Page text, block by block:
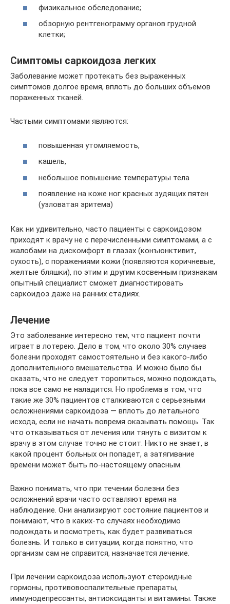
физикальное обследование;
обзорную рентгенограмму органов грудной
клетки;
Симптомы саркоидоза легких
Заболевание может протекать без выраженных
симптомов долгое время, вплоть до больших объемов
пораженных тканей.
Частыми симптомами являются:
повышенная утомляемость,
кашель,
небольшое повышение температуры тела
появление на коже ног красных зудящих пятен
(узловатая эритема)
Как ни удивительно, часто пациенты с саркоидозом
приходят к врачу не с перечисленными симптомами, а с
жалобами на дискомфорт в глазах (конъюнктивит,
сухость), с поражениями кожи (появляются коричневые,
желтые бляшки), по этим и другим косвенным признакам
опытный специалист сможет диагностировать
саркоидоз даже на ранних стадиях.
Лечение
Это заболевание интересно тем, что пациент почти
играет в лотерею. Дело в том, что около 30% случаев
болезни проходят самостоятельно и без какого-либо
дополнительного вмешательства. И можно было бы
сказать, что не следует торопиться, можно подождать,
пока все само не наладится. Но проблема в том, что
такие же 30% пациентов сталкиваются с серьезными
осложнениями саркоидоза — вплоть до летального
исхода, если не начать вовремя оказывать помощь. Так
что отказываться от лечения или тянуть с визитом к
врачу в этом случае точно не стоит. Никто не знает, в
какой процент больных он попадет, а затягивание
времени может быть по-настоящему опасным.
Важно понимать, что при течении болезни без
осложнений врачи часто оставляют время на
наблюдение. Они анализируют состояние пациентов и
понимают, что в каких-то случаях необходимо
подождать и посмотреть, как будет развиваться
болезнь. И только в ситуации, когда понятно, что
организм сам не справится, назначается лечение.
При лечении саркоидоза используют стероидные
гормоны, противовоспалительные препараты,
иммунодепрессанты, антиоксиданты и витамины. Также